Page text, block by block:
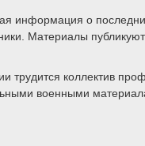
информация о
Материалы
коллектив
военными